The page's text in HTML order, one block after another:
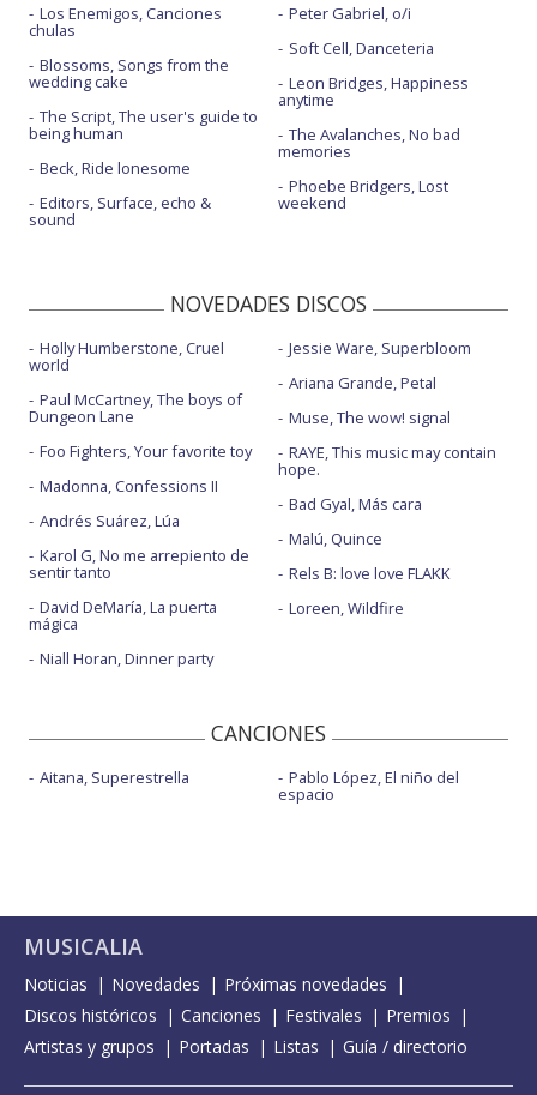
Los Enemigos, Canciones
chulas
Blossoms, Songs from the
wedding cake
The Script, The user's guide to
being human
Beck, Ride lonesome
Editors, Surface, echo &
sound
Peter Gabriel, o/i
Soft Cell, Danceteria
Leon Bridges, Happiness
anytime
The Avalanches, No bad
memories
Phoebe Bridgers, Lost
weekend
NOVEDADES DISCOS
Holly Humberstone, Cruel
world
Paul McCartney, The boys of
Dungeon Lane
Foo Fighters, Your favorite toy
Madonna, Confessions II
Andrés Suárez, Lúa
Karol G, No me arrepiento de
sentir tanto
David DeMaría, La puerta
mágica
Niall Horan, Dinner party
Jessie Ware, Superbloom
Ariana Grande, Petal
Muse, The wow! signal
RAYE, This music may contain
hope.
Bad Gyal, Más cara
Malú, Quince
Rels B: love love FLAKK
Loreen, Wildfire
CANCIONES
Aitana, Superestrella Pablo López, El niño del
espacio
MUSICALIA
Noticias Novedades
Próximas novedades
Discos históricos
Canciones Festivales
Premios
Artistas y grupos
Portadas Listas Guía / directorio